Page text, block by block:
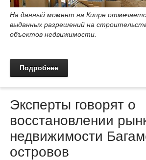
На данный момент на Кипре
выданных разрешений на
объектов недвижимости.
Подробнее
Эксперты говорят о
восстановлении
недвижимости
островов